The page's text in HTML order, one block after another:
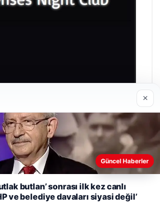
Club
daha iyi anlayabilmek,
Politikamız
×
Güncel Haberler
butlan’ sonrası ilk kez canlı
ve belediye davaları siyasi değil’